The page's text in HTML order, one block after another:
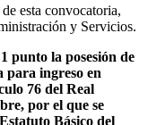
esta convocatoria,
y Servicios.
punto la posesión de
para ingreso en
76 del Real
por el que se
Básico del